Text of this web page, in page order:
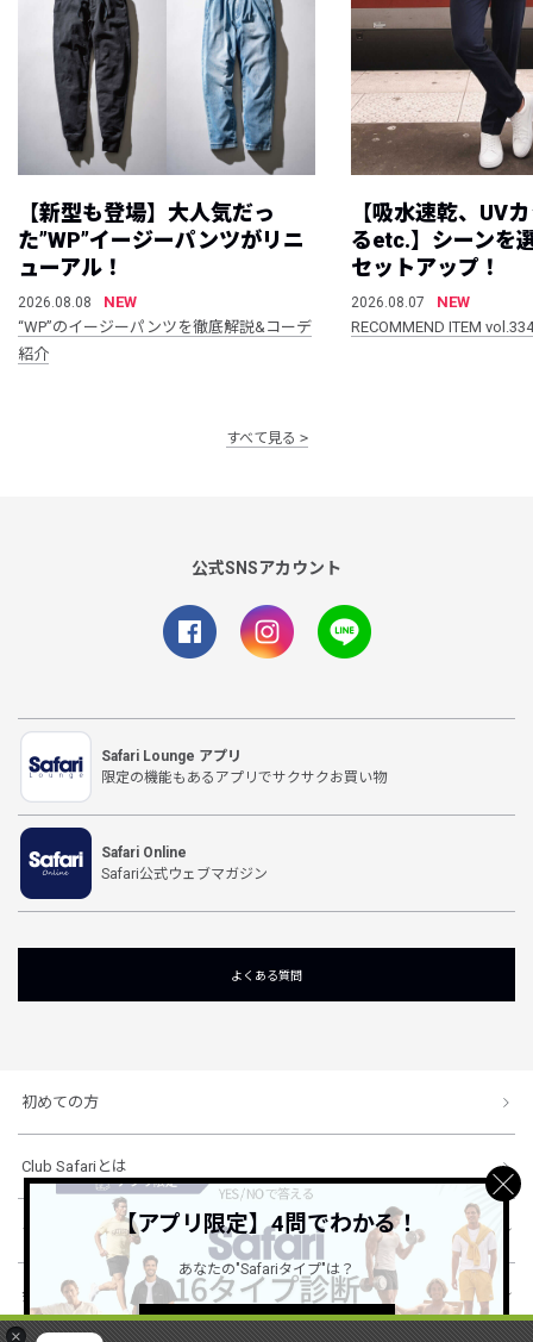
×
【新型も登場】大人気だっ
た”WP”イージーパンツがリニ
ューアル！
2026.08.08
NEW
“WP”のイージーパンツを徹底解説&コーデ
紹介
【吸水速乾、UV
るetc.】シーンを
セットアップ！
2026.08.07
NEW
RECOMMEND ITEM vol.334
すべて見る
公式SNSアカウント
Safari Lounge アプリ
限定の機能もあるアプリでサクサクお買い物
Safari Online
Safari公式ウェブマガジン
よくある質問
初めての方
Club Safariとは
ショッピングガイド
会社概要・規約
【アプリ限定】4問でわかる！
あなたの"Safariタイプ"は？
詳しくはこちら ＞